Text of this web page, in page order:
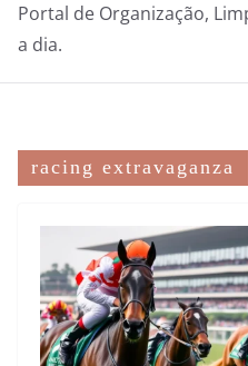
Portal de Organização,
a dia.
racing extravaganza